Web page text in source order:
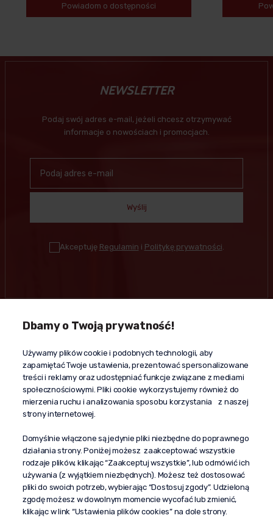
Powiadom o dostępności
NEWSLETTER
Podaj swój adres e-mail, jeżeli chcesz otrzymywać
informacje o nowościach i promocjach.
Wyślij
Akceptuję Regulamin i Politykę prywatności.
Kontakt
+48 603 610 870
kontakt@propaganda24h.pl
“Propaganda"
al. Komisji Edukacji Narodowej 51/U5
02-797 Warszawa
Pomoc
Dostawa
Moje konto
O firmie
Dbamy o Twoją prywatność!
Używamy plików cookie i podobnych technologii, aby
zapamiętać Twoje ustawienia, prezentować spersonalizowane
treści i reklamy oraz udostępniać funkcje związane z mediami
społecznościowymi. Pliki cookie wykorzystujemy również do
mierzenia ruchu i analizowania sposobu korzystania z naszej
strony internetowej.
Domyślnie włączone są jedynie pliki niezbędne do poprawnego
działania strony. Poniżej możesz zaakceptować wszystkie
rodzaje plików, klikając “Zaakceptuj wszystkie”, lub odmówić ich
używania (z wyjątkiem niezbędnych). Możesz też dostosować
pliki do swoich potrzeb, wybierając “Dostosuj zgody”. Udzieloną
zgodę możesz w dowolnym momencie wycofać lub zmienić,
klikając w link “Ustawienia plików cookies” na dole strony.